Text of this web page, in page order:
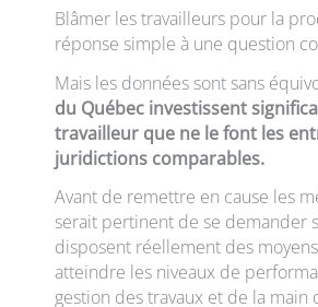
Blâmer les travailleurs pour la
réponse simple à une question
Mais les données sont sans
du Québec investissent
travailleur que ne le font les
juridictions comparables.
Avant de remettre en cause les
serait pertinent de se demander
disposent réellement des
atteindre les niveaux de
gestion des travaux et de la main